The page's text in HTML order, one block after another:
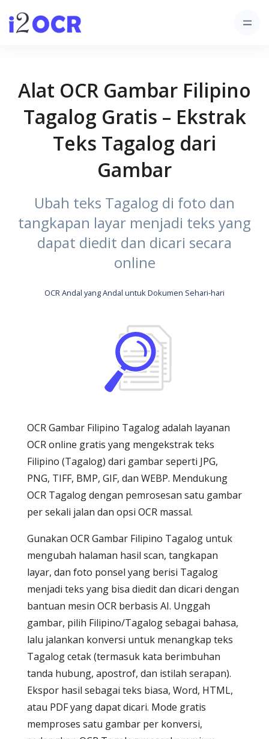
Alat OCR Gambar Filipino
Tagalog Gratis – Ekstrak
Teks Tagalog dari
Gambar
Ubah teks Tagalog di foto dan
tangkapan layar menjadi teks yang
dapat diedit dan dicari secara
online
OCR Andal yang Andal untuk Dokumen Sehari-hari
OCR Gambar Filipino Tagalog adalah layanan
OCR online gratis yang mengekstrak teks
Filipino (Tagalog) dari gambar seperti JPG,
PNG, TIFF, BMP, GIF, dan WEBP. Mendukung
OCR Tagalog dengan pemrosesan satu gambar
per sekali jalan dan opsi OCR massal.
Gunakan OCR Gambar Filipino Tagalog untuk
mengubah halaman hasil scan, tangkapan
layar, dan foto ponsel yang berisi Tagalog
menjadi teks yang bisa diedit dan dicari dengan
bantuan mesin OCR berbasis AI. Unggah
gambar, pilih Filipino/Tagalog sebagai bahasa,
lalu jalankan konversi untuk menangkap teks
Tagalog cetak (termasuk kata berimbuhan
tanda hubung, apostrof, dan istilah serapan).
Ekspor hasil sebagai teks biasa, Word, HTML,
atau PDF yang dapat dicari. Mode gratis
memproses satu gambar per konversi,